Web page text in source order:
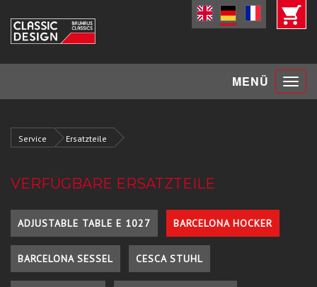
MENÜ Toggle
Service Ersatzteile
VERFÜGBARE ERSATZTEILE
ADJUSTABLE TABLE E 1027 BARCELONA HOCKER
BARCELONA SESSEL CESCA STUHL